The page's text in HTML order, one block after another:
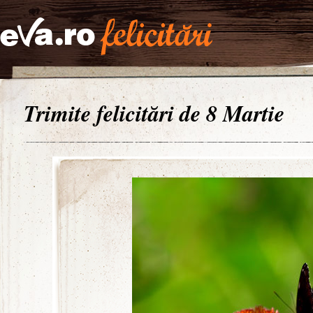
Trimite felicitări de 8 Martie